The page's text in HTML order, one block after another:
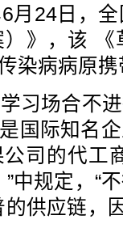
月24日，
》，该
染病病原
场合不进
国际知名
司的代工
中规定，“
的供应链，